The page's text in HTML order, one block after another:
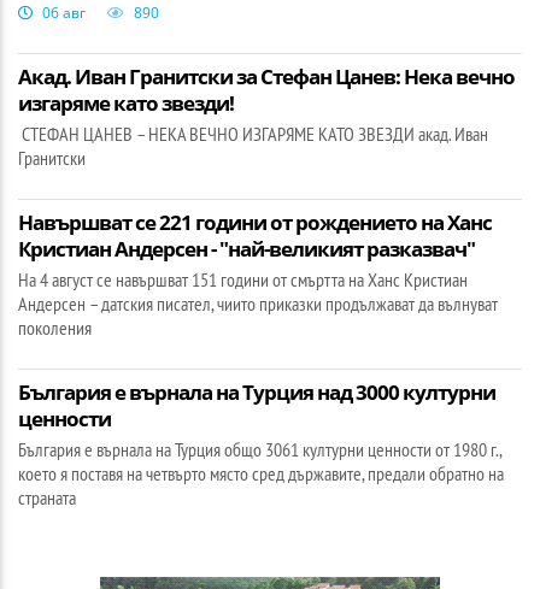
06 авг 890
Акад. Иван Гранитски за Стефан Цанев: Нека вечно
изгаряме като звезди!
СТЕФАН ЦАНЕВ – НЕКА ВЕЧНО ИЗГАРЯМЕ КАТО ЗВЕЗДИ акад. Иван
Гранитски
Навършват се 221 години от рождението на Ханс
Кристиан Андерсен - "най-великият разказвач"
На 4 август се навършват 151 години от смъртта на Ханс Кристиан
Андерсен – датския писател, чиито приказки продължават да вълнуват
поколения
България е върнала на Турция над 3000 културни
ценности
България е върнала на Турция общо 3061 културни ценности от 1980 г.,
което я поставя на четвърто място сред държавите, предали обратно на
страната